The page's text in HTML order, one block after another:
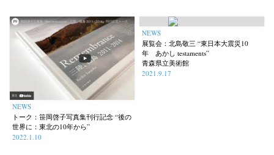
NEWS
トーク：笹岡啓子写真集刊行記念 “後の
世界に：東北の10年から”
2022.1.10
NEWS
展覧会：北島敬三 “東日本大震災10
年 あかし testaments”
青森県立美術館
2021.9.17